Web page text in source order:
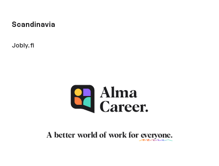
Scandinavia
Jobly.fi
A better world of work for everyone.